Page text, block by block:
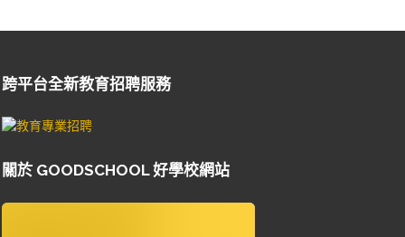
跨平台全新教育招聘服務
關於 GOODSCHOOL 好學校網站